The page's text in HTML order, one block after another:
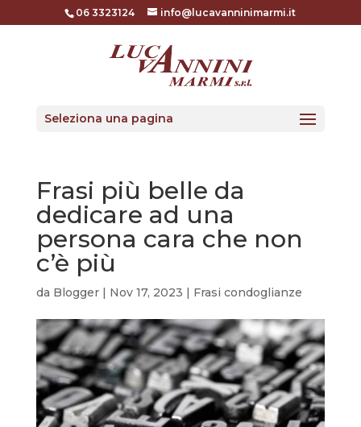
06 3323124 info@lucavanninimarmi.it
Seleziona una pagina
Frasi più belle da
dedicare ad una
persona cara che non
c’è più
da Blogger| Nov 17, 2023 | Frasi condoglianze